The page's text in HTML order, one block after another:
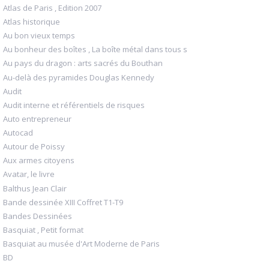
Atlas de Paris , Edition 2007
Atlas historique
Au bon vieux temps
Au bonheur des boîtes , La boîte métal dans tous s
Au pays du dragon : arts sacrés du Bouthan
Au-delà des pyramides Douglas Kennedy
Audit
Audit interne et référentiels de risques
Auto entrepreneur
Autocad
Autour de Poissy
Aux armes citoyens
Avatar, le livre
Balthus Jean Clair
Bande dessinée XIII Coffret T1-T9
Bandes Dessinées
Basquiat , Petit format
Basquiat au musée d'Art Moderne de Paris
BD